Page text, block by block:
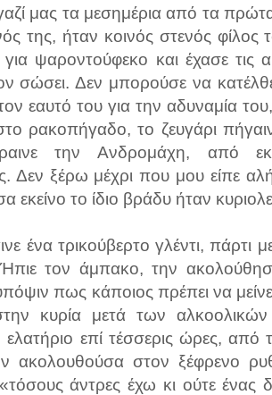
μας τα μεσημέρια από τα
της, ήταν κοινός στενός
ψαροντούφεκο και έχασε τις
σώσει. Δεν μπορούσε να
εαυτό του για την αδυναμία
ρακοπήγαδο, το ζευγάρι
την Ανδρομάχη, από
Δεν ξέρω μέχρι που μου είπε
εκείνο το ίδιο βράδυ ήταν
ένα τρικούβερτο γλέντι,
Ήπιε τον άμπακο, την
πως κάποιος πρέπει να
κυρία μετά των αλκοολικών
επί τέσσερις ώρες, από
ακολουθούσα στον ξέφρενο
άντρες έχω κι ούτε ένας